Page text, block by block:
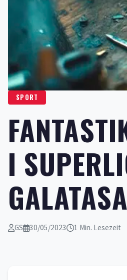
SPORT
I
GS 30/05/2023 1 Min. Lesezeit